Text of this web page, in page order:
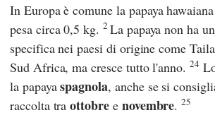
In Europa è comune la papaya
pesa circa 0,5 kg. 2 La papaya non ha
specifica nei paesi di origine come
Sud Africa, ma cresce tutto l'anno.24
la papayaspagnola, anche se si
raccolta traottobree novembre.25